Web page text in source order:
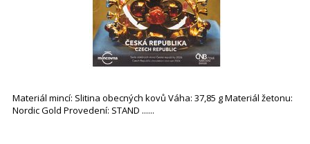
Materiál mincí: Slitina obecných kovů Váha: 37,85 g Materiál žetonu:
Nordic Gold Provedení: STAND ...